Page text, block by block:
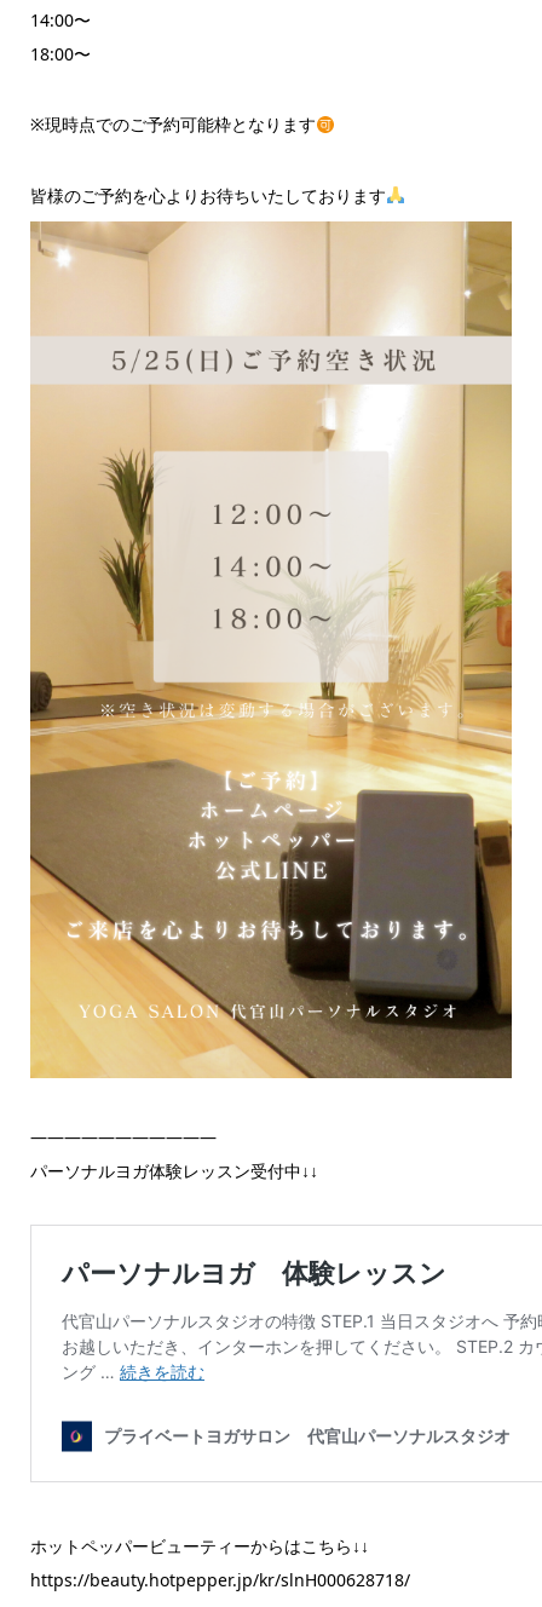
14:00〜
18:00〜
※現時点でのご予約可能枠となります
皆様のご予約を心よりお待ちいたしております
———————————
パーソナルヨガ体験レッスン受付中↓↓
ホットペッパービューティーからはこちら↓↓
https://beauty.hotpepper.jp/kr/slnH000628718/